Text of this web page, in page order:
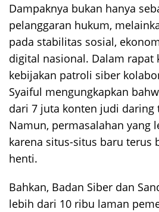
Dampaknya bukan hanya
pelanggaran hukum,
pada stabilitas sosial,
digital nasional. Dalam rapat
kebijakan patroli siber
Syaiful mengungkapkan
dari 7 juta konten judi daring
Namun, permasalahan yang
karena situs-situs baru terus
henti.
Bahkan, Badan Siber dan
lebih dari 10 ribu laman